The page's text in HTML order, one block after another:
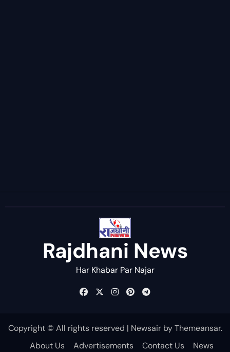
Rajdhani News
Har Khabar Par Najar
Copyright © All rights reserved | NewsairbyThemeansar.
About Us
Advertisements Contact Us News